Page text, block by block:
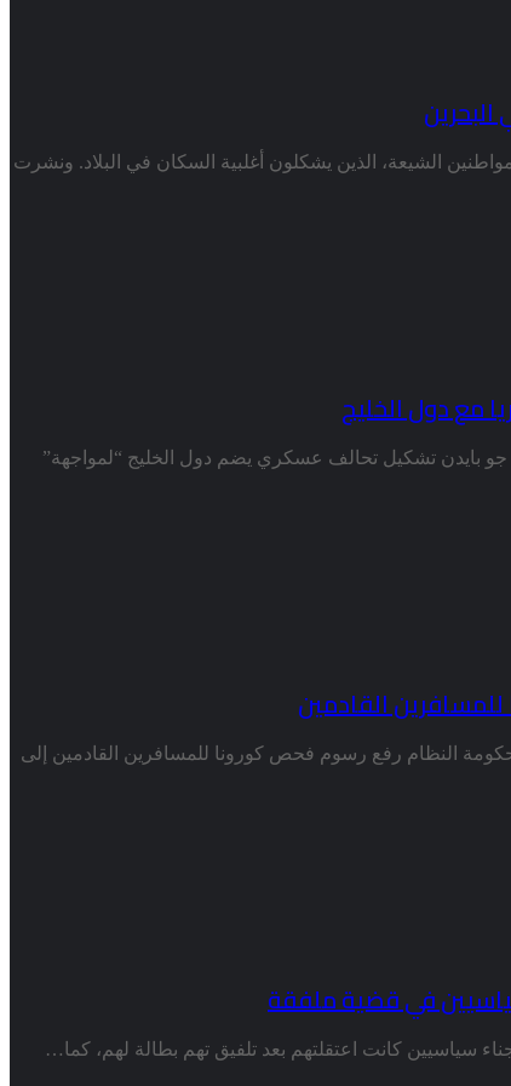
الشيعة، الذين يشكلون أغلبية السكان في البلاد. ونشرت
مع دول الخليج
جو بايدن تشكيل تحالف عسكري يضم دول الخليج “لمواجهة”
القادمين
النظام رفع رسوم فحص كورونا للمسافرين القادمين إلى